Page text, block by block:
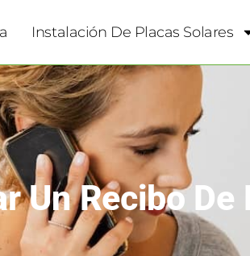
Instalación De Placas Solares
Un Recibo